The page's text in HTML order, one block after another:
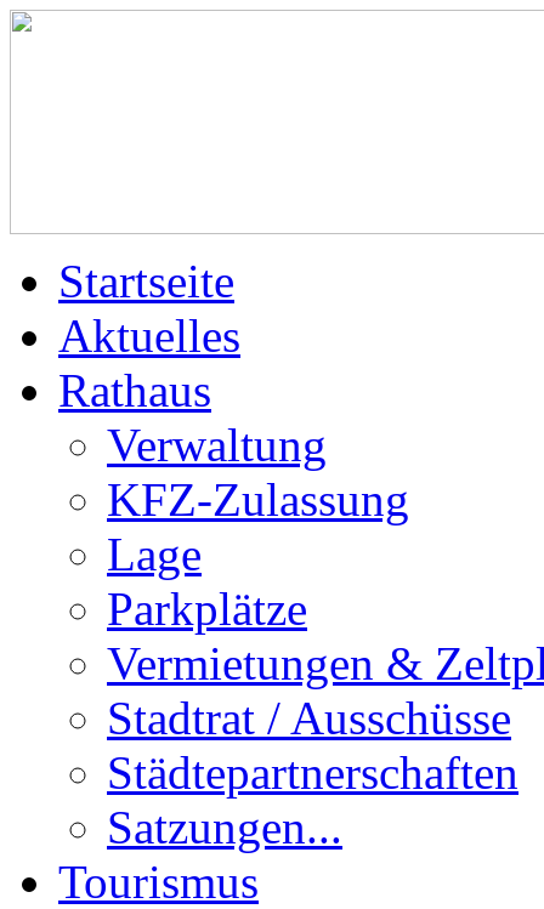
Startseite
Aktuelles
Rathaus
Verwaltung
KFZ-Zulassung
Lage
Parkplätze
Vermietungen &
Stadtrat / Ausschüsse
Städtepartnerschaften
Satzungen...
Tourismus